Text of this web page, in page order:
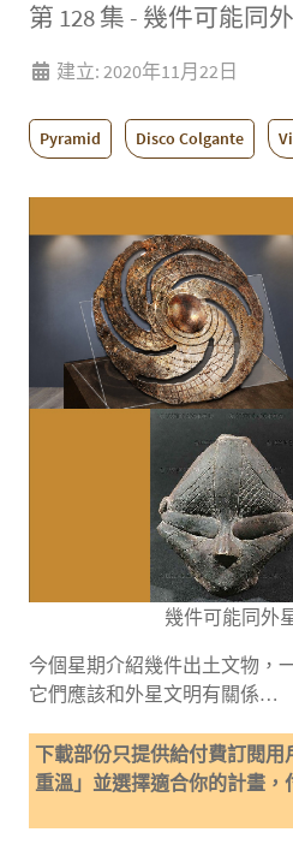
第 128 集 - 幾件可能同
建立: 2020年11月22日
Pyramid Disco Colgante
幾件可能同外
今個星期介紹幾件出土文物，
它們應該和外星文明有關係…
下載部份只提供給付費訂閱
重溫」並選擇適合你的計畫，